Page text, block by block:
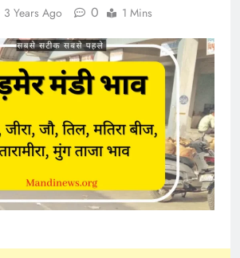
3 Years Ago 0 1 Mins